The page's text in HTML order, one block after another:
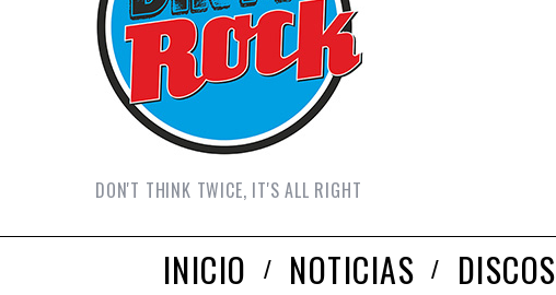
DON'T THINK TWICE, IT'S ALL RIGHT
INICIO NOTICIAS DISCOS